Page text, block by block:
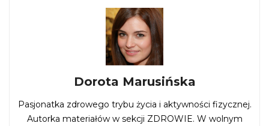
Dorota Marusińska
Pasjonatka zdrowego trybu życia i aktywności fizycznej.
Autorka materiałów w sekcji ZDROWIE. W wolnym